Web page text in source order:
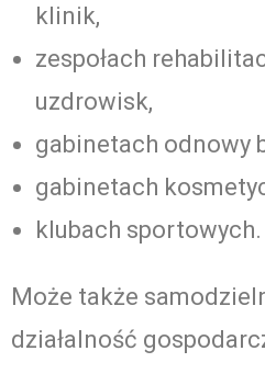
klinik,
zespołach
uzdrowisk,
gabinetach odnowy
gabinetach
klubach sportowych.
Może także
działalność